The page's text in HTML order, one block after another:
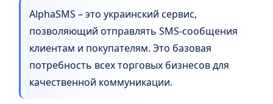
AlphaSMS – это украинский сервис,
позволяющий отправлять SMS-сообщения
клиентам и покупателям. Это базовая
потребность всех торговых бизнесов для
качественной коммуникации.